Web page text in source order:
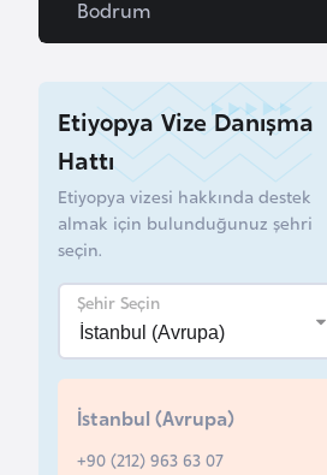
Bodrum
Etiyopya Vize Danışma
Hattı
Etiyopya vizesi hakkında destek
almak için bulunduğunuz şehri
seçin.
Şehir Seçin
İstanbul (Avrupa)
+90 (212) 963 63 07
g
l
e
B
l
a
r
s